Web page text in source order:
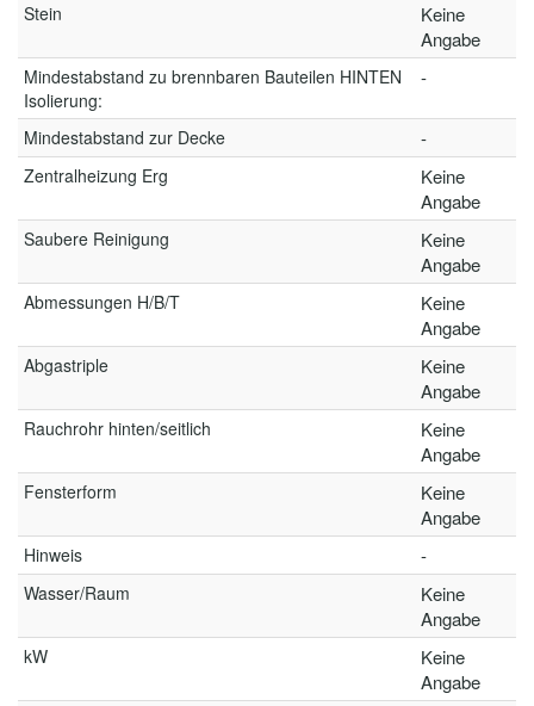
Stein
Keine
Angabe
Mindestabstand zu brennbaren Bauteilen HINTEN
Isolierung:
-
Mindestabstand zur Decke -
Zentralheizung Erg
Keine
Angabe
Saubere Reinigung
Keine
Angabe
Abmessungen H/B/T
Keine
Angabe
Abgastriple
Keine
Angabe
Rauchrohr hinten/seitlich
Keine
Angabe
Fensterform
Keine
Angabe
Hinweis -
Wasser/Raum
Keine
Angabe
kW
Keine
Angabe